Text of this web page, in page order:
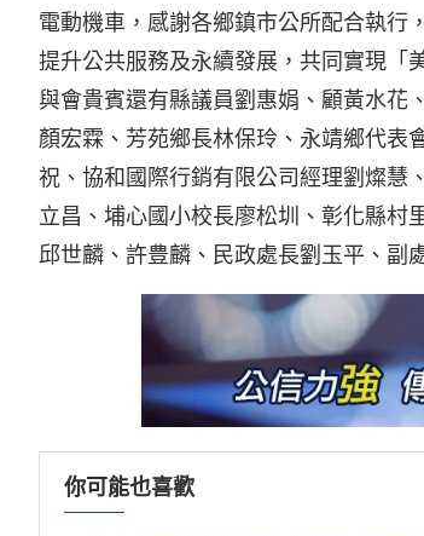
電動機車，感謝各鄉鎮市公所配合執行
提升公共服務及永續發展，共同實現「
與會貴賓還有縣議員劉惠娟、顧黃水花
顏宏霖、芳苑鄉長林保玲、永靖鄉代表
祝、協和國際行銷有限公司經理劉燦慧
立昌、埔心國小校長廖松圳、彰化縣村
邱世麟、許豊麟、民政處長劉玉平、副
你可能也喜歡